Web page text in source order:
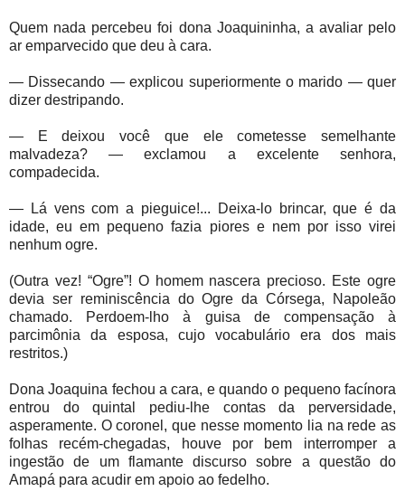
Quem nada percebeu foi dona Joaquininha, a avaliar pelo
ar emparvecido que deu à cara.
— Dissecando — explicou superiormente o marido — quer
dizer destripando.
— E deixou você que ele cometesse semelhante
malvadeza? — exclamou a excelente senhora,
compadecida.
— Lá vens com a pieguice!... Deixa-lo brincar, que é da
idade, eu em pequeno fazia piores e nem por isso virei
nenhum ogre.
(Outra vez! “Ogre”! O homem nascera precioso. Este ogre
devia ser reminiscência do Ogre da Córsega, Napoleão
chamado. Perdoem-lho à guisa de compensação à
parcimônia da esposa, cujo vocabulário era dos mais
restritos.)
Dona Joaquina fechou a cara, e quando o pequeno facínora
entrou do quintal pediu-lhe contas da perversidade,
asperamente. O coronel, que nesse momento lia na rede as
folhas recém-chegadas, houve por bem interromper a
ingestão de um flamante discurso sobre a questão do
Amapá para acudir em apoio ao fedelho.